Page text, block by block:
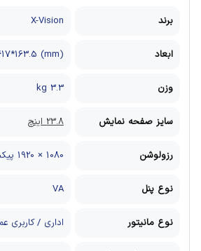
برند X-Vision
ابعاد (mm)
وزن 3.3 kg
سایز صفحه نمایش 23.8 اینچ
رزولوشن 1080 × 1920 پیکسل – Full HD
نوع پنل VA
نوع مانیتور اداری / کاربری